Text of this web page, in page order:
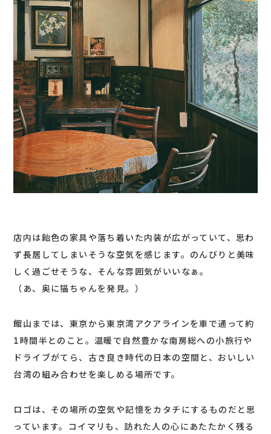
店内は飴色の家具や落ち着いた内装が広がっていて、思わ
ず長居してしまいそうな空気を感じます。のんびりと美味
しく過ごせそうな、そんな雰囲気がいいなぁ。
（あ、奥に猫ちゃんを発見。）
館山までは、東京から東京湾アクアラインを車で通って約
1時間半とのこと。温暖で自然豊かな南房総への小旅行や
ドライブがてら、古き良き時代の日本の空間と、おいしい
台湾の組み合わせを楽しめる場所です。
ロゴは、その場所の空気や記憶をカタチにするものだと思
っています。コイマリも、訪れた人の心にあたたかく残る